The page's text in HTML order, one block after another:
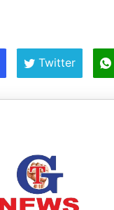
Twitter